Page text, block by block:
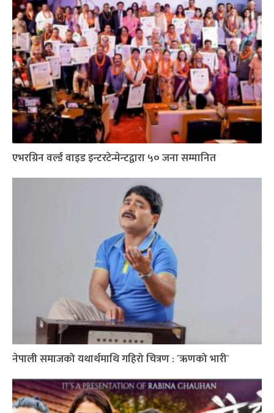
एभरग्रिन वर्ल्ड वाइड इन्टरटेन्मेन्टद्वारा ५० जना सम्मानित
नेपाली समाजको यथार्थमाथि गहिरो चित्रण : ´ऋणको भारी`